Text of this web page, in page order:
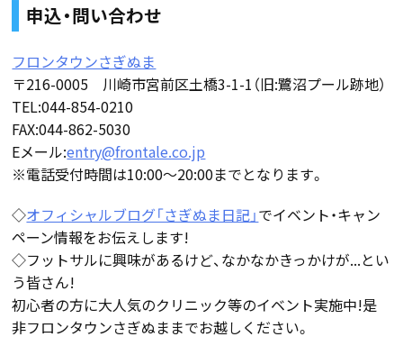
申込・問い合わせ
フロンタウンさぎぬま
〒216-0005 川崎市宮前区土橋3-1-1（旧:鷺沼プール跡地）
TEL:044-854-0210
FAX:044-862-5030
Eメール:entry@frontale.co.jp
※電話受付時間は10:00〜20:00までとなります。
◇オフィシャルブログ「さぎぬま日記」でイベント・キャン
ペーン情報をお伝えします!
◇フットサルに興味があるけど、なかなかきっかけが...とい
う皆さん!
初心者の方に大人気のクリニック等のイベント実施中!是
非フロンタウンさぎぬままでお越しください。